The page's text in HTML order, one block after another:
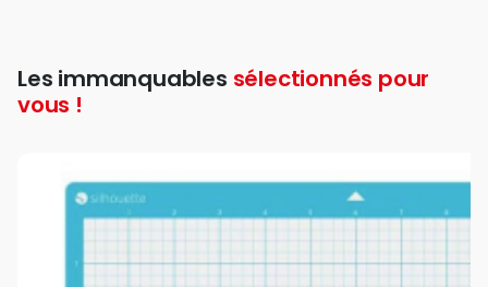
Les immanquables sélectionnés pour
vous !